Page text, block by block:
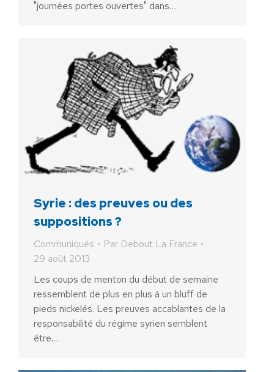
"journées portes ouvertes" dans…
Syrie : des preuves ou des
suppositions ?
Communiqués Par Debout La France
29 août 2013
Les coups de menton du début de semaine
ressemblent de plus en plus à un bluff de
pieds nickelés. Les preuves accablantes de la
responsabilité du régime syrien semblent
être…